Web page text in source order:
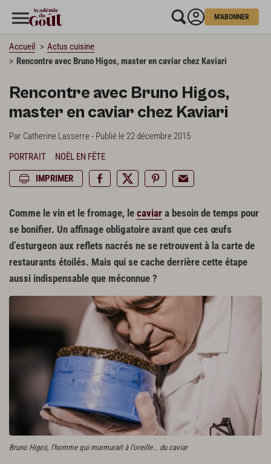
M'ABONNER
Accueil
Actus cuisine
Rencontre avec Bruno Higos, master en caviar chez Kaviari
Rencontre avec Bruno Higos,
master en caviar chez Kaviari
Par Catherine Lasserre - Publié le 22 décembre 2015
PORTRAIT
NOËL EN FÊTE
IMPRIMER
Comme le vin et le fromage, le caviar a besoin de temps pour
se bonifier. Un affinage obligatoire avant que ces œufs
d’esturgeon aux reflets nacrés ne se retrouvent à la carte de
restaurants étoilés. Mais qui se cache derrière cette étape
aussi indispensable que méconnue ?
Bruno Higos, l'homme qui murmurait à l'oreille... du caviar